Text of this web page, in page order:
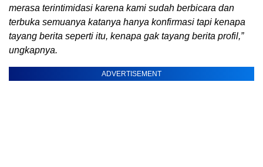
merasa terintimidasi karena kami sudah berbicara dan
terbuka semuanya katanya hanya konfirmasi tapi kenapa
tayang berita seperti itu, kenapa gak tayang berita profil,”
ungkapnya.
ADVERTISEMENT